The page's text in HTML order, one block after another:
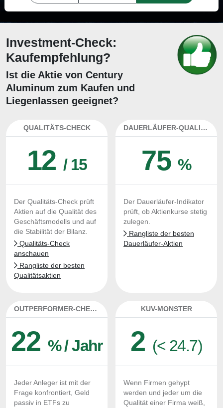
Investment-Check:
Kaufempfehlung?
Ist die Aktie von Century
Aluminum zum Kaufen und
Liegenlassen geeignet?
QUALITÄTS-CHECK
12 / 15
Der Qualitäts-Check prüft
Aktien auf die Qualität des
Geschäftsmodells und auf
die Stabilität der Bilanz.
Qualitäts-Check
anschauen
Rangliste der besten
Qualitätsaktien
DAUERLÄUFER-QUALITÄTEN
75%
Der Dauerläufer-Indikator
prüft, ob Aktienkurse stetig
zulegen.
Rangliste der besten
Dauerläufer-Aktien
OUTPERFORMER-CHECK
22 % / Jahr
Jeder Anleger ist mit der
Frage konfrontiert, Geld
passiv in ETFs zu
KUV-MONSTER
2 (< 24.7)
Wenn Firmen gehypt
werden und jeder um die
Qualität einer Firma weiß,